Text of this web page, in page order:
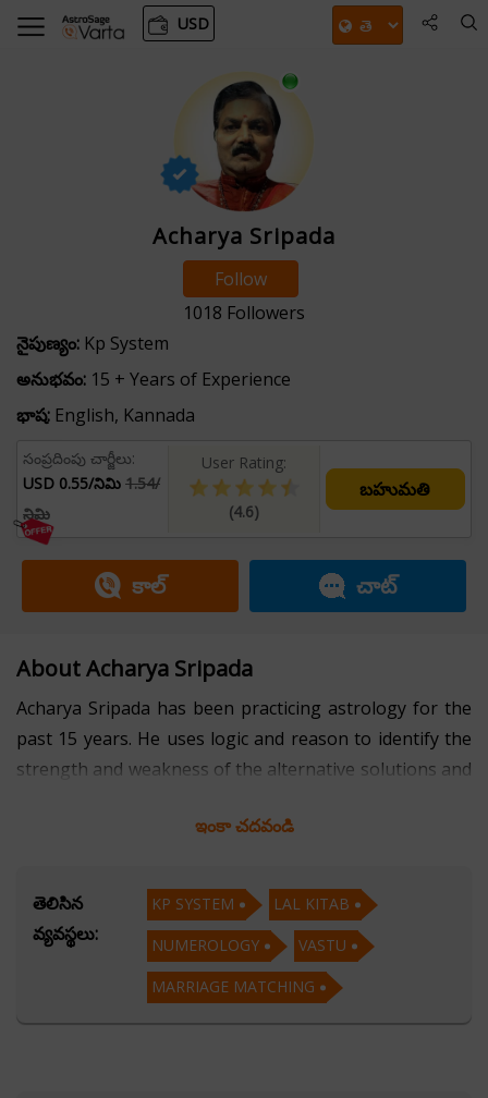
USD
Acharya Sripada
Follow
1018 Followers
నైపుణ్యం: Kp System
అనుభవం: 15 + Years of Experience
భాష: English, Kannada
సంప్రదింపు చార్జీలు:
USD 0.55/నిమి 1.54/
నిమి
User Rating:
(4.6)
బహుమతి
కాల్ చాట్
About Acharya Sripada
Acharya Sripada has been practicing astrology for the
past 15 years. He uses logic and reason to identify the
strength and weakness of the alternative solutions and
to reach the conclusions.
He has the ability to talk to others and convey the
pieces of information properly in easy language and
thus his consultations are very easy to understand.
ఇంకా చదవండి
తెలిసిన
వ్యవస్థలు:
KP SYSTEM
LAL KITAB
NUMEROLOGY
VASTU
MARRIAGE MATCHING